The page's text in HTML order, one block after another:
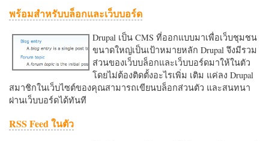
พร้อมสำหรับบล็อกและเว็บบอร์ด
Drupal เป็น CMS ที่ออกแบบมาเพื่อเว็บชุมชน
ขนาดใหญ่เป็นเป้าหมายหลัก Drupal จึงมีรวม
ส่วนของเว็บบล็อกและเว็บบอร์ดมาให้ในตัว
โดยไม่ต้องติดตั้งอะไรเพิ่ม เติม แค่ลง Drupal
สมาชิกในเว็บไซต์ของคุณสามารถเขียนบล็อกส่วนตัว และสนทนา
ผ่านเว็บบอร์ดได้ทันที
RSS Feed ในตัว